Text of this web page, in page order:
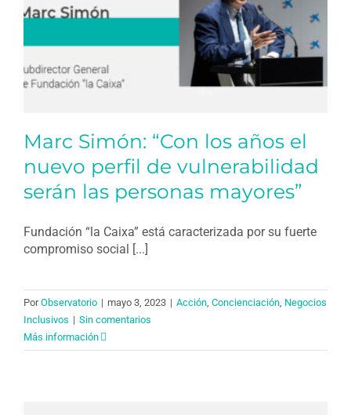
Marc Simón: “Con los años el
nuevo perfil de vulnerabilidad
serán las personas mayores”
Fundación “la Caixa” está caracterizada por su fuerte
compromiso social [...]
PorObservatorio | mayo 3, 2023 | Acción, Concienciación, Negocios
Inclusivos | Sin comentarios
Más información